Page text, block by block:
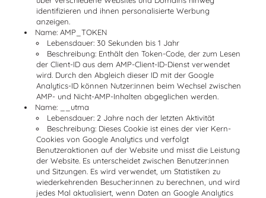
identifizieren und ihnen personalisierte Werbung
anzeigen.
Name:AMP_TOKEN
Lebensdauer: 30 Sekunden bis 1 Jahr
Beschreibung: Enthält den Token-Code, der zum Lesen
der Client-ID aus dem AMP-Client-ID-Dienst verwendet
wird. Durch den Abgleich dieser ID mit der Google
Analytics-ID können Nutzer:innen beim Wechsel zwischen
AMP- und Nicht-AMP-Inhalten abgeglichen werden.
Name:
__utma
Lebensdauer: 2 Jahre nach der letzten Aktivität
Beschreibung: Dieses Cookie ist eines der vier Kern-
Cookies von Google Analytics und verfolgt
Benutzeraktionen auf der Website und misst die Leistung
der Website. Es unterscheidet zwischen Benutzer:innen
und Sitzungen. Es wird verwendet, um Statistiken zu
wiederkehrenden Besucher:innen zu berechnen, und wird
jedes Mal aktualisiert, wenn Daten an Google Analytics